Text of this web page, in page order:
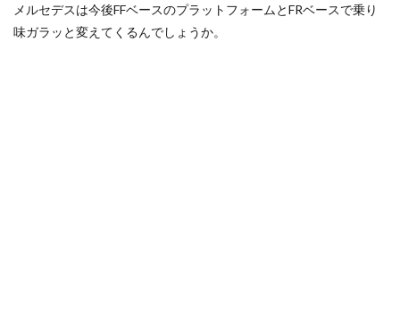
メルセデスは今後FFベースのプラットフォームとFRベースで乗り
味ガラッと変えてくるんでしょうか。